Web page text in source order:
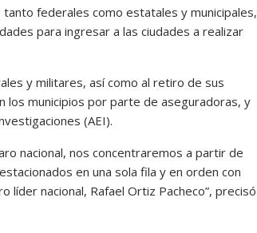
federales como estatales y municipales,
para ingresar a las ciudades a realizar
y militares, así como al retiro de sus
los municipios por parte de aseguradoras, y
(AEI).
nacional, nos concentraremos a partir de
en una sola fila y en orden con
nacional, Rafael Ortiz Pacheco”, precisó